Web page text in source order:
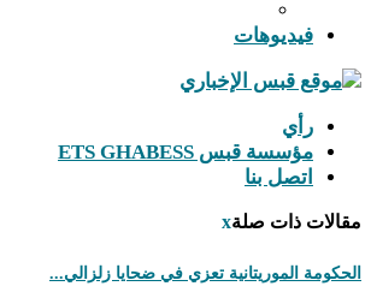
فيديوهات
رأي
مؤسسة قبس ETS GHABESS
اتصل بنا
مقالات ذات صلةx
الحكومة الموريتانية تعزي في ضحايا زلزالي...